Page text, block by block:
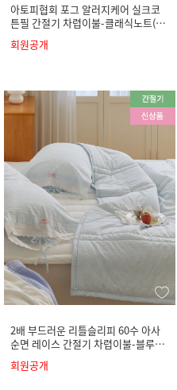
아토피협회 포그 알러지케어 실크코
튼필 간절기 차렵이불-클래식노트(S
S/Q/K)
회원공개
2배 부드러운 리틀슬리피 60수 아사
순면 레이스 간절기 차렵이불-블루팬
츠(SS/Q/K)
회원공개